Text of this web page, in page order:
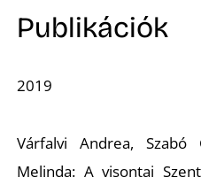
Publikációk
2019
Várfalvi Andrea, Szabó
Melinda: A visontai